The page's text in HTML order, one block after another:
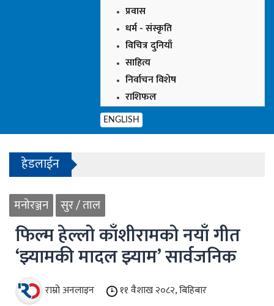
प्रवास
धर्म - संस्कृति
विचित्र दुनियाँ
साहित्य
निर्वाचन विशेष
राशिफल
ENGLISH
हेडलाईन
- काठमाडौंको बाँसबारीमा खुल्यो अत्याधुनिक इभेन्ट
- काठमाडौंको बाँसबारीमा खुल्यो अत्याधुनिक इभेन्ट भेन्यू
2
मनोरञ्जन सुर / ताल
फिल्म हेल्लो काँशीरामको नयाँ गीत
‘झ्यामकी मादल झ्याम’ सार्वजनिक
राम्रो अनलाइन ११ वैशाख २०८२, बिहिबार